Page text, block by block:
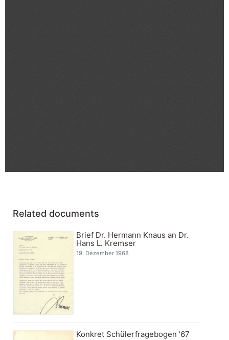
Related documents
Brief Dr. Hermann Knaus an Dr.
Hans L. Kremser
19. Dezember 1968
Konkret Schülerfragebogen '67